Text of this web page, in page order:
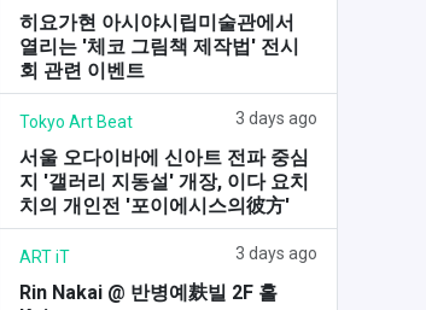
히요가현 아시야시립미술관에서
열리는 '체코 그림책 제작법' 전시
회 관련 이벤트
Tokyo Art Beat 3 days ago
서울 오다이바에 신아트 전파 중심
지 '갤러리 지동설' 개장, 이다 요치
치의 개인전 '포이에시스의彼方'
ART iT 3 days ago
Rin Nakai @ 반병예麸빌 2F 홀